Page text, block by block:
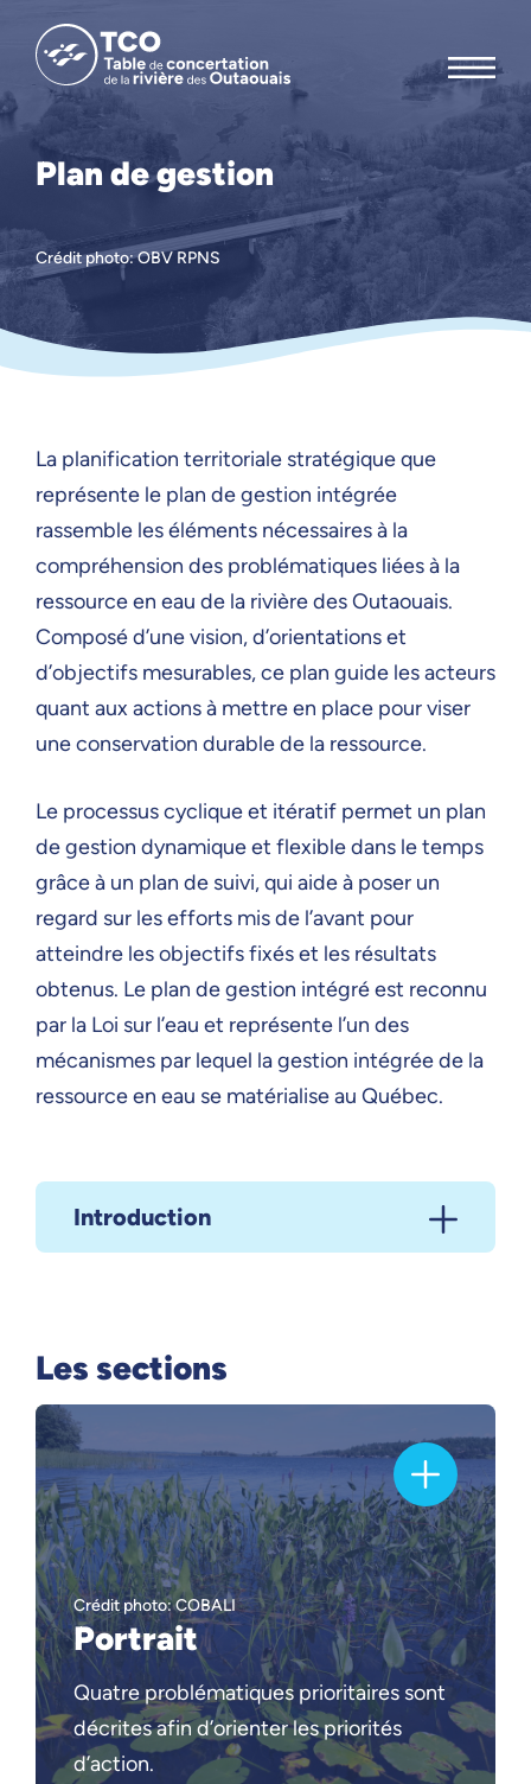
Plan de gestion
Crédit photo: OBV RPNS
La planification territoriale stratégique que
représente le plan de gestion intégrée
rassemble les éléments nécessaires à la
compréhension des problématiques liées à la
ressource en eau de la rivière des Outaouais.
Composé d’une vision, d’orientations et
d’objectifs mesurables, ce plan guide les acteurs
quant aux actions à mettre en place pour viser
une conservation durable de la ressource.
Le processus cyclique et itératif permet un plan
de gestion dynamique et flexible dans le temps
grâce à un plan de suivi, qui aide à poser un
regard sur les efforts mis de l’avant pour
atteindre les objectifs fixés et les résultats
obtenus. Le plan de gestion intégré est reconnu
par la Loi sur l’eau et représente l’un des
mécanismes par lequel la gestion intégrée de la
ressource en eau se matérialise au Québec.
Introduction
Les sections
Crédit photo: COBALI
Portrait
Quatre problématiques prioritaires sont
décrites afin d’orienter les priorités
d’action.